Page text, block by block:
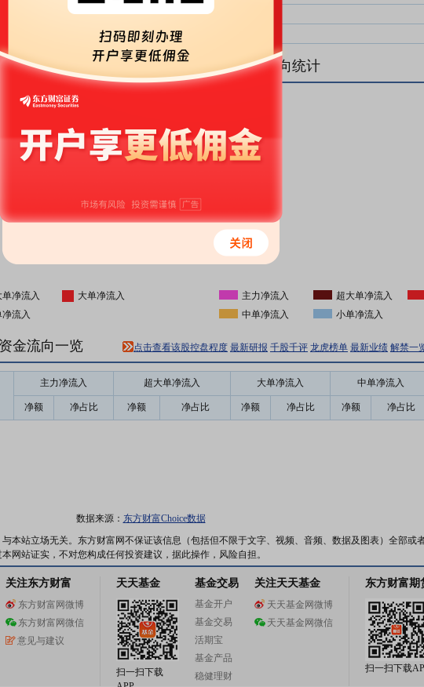
中单净比：
单净流入
大单净流入
流入
盘后资金流向统计
主力净流入 超大单净流入
中单净流入
小单净流入
金流向一览 点击查看该股控盘程度 最新研报 千股千评 龙虎榜单 最新业绩 解禁一
主力净流入 超大单净流入 大单净流入 中单净流入
净额 净占比 净额 净占比 净额 净占比 净额 净占比
数据来源： 东方财富Choice数据
本站立场无关。东方财富网不保证该信息（包括但不限于文字、视频、音频、数据及图表）全部或
网站证实，不对您构成任何投资建议，据此操作，风险自担。
关注东方财富
东方财富网微博
东方财富网微信
意见与建议
天天基金
扫一扫下载
基金交易
基金开户
基金交易
活期宝
基金产品
稳健理财
关注天天基金
天天基金网微博
天天基金网微信
东方财富期
扫一扫下载